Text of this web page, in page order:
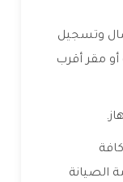
وتسجيل
مقر أقرب
الصيانة